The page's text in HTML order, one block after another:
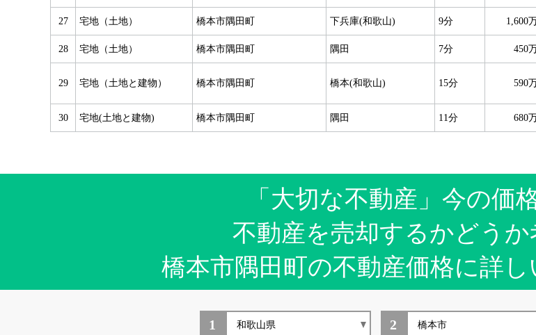
27 宅地（土地） 橋本市隅田町 下兵庫(和歌山) 9分 1,600
28 宅地（土地） 橋本市隅田町 隅田 7分 450
29 宅地（土地と建物） 橋本市隅田町 橋本(和歌山) 15分 590
30 宅地(土地と建物) 橋本市隅田町 隅田 11分 680
「大切な不動産」今の価
不動産を売却するかどうか
橋本市隅田町の不動産価格に詳し
1 2